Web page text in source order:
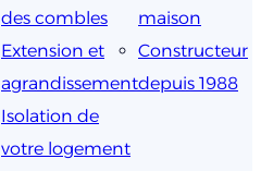
des combles
Extension et
agrandissement
Isolation de
votre logement
maison
Constructeur
depuis 1988